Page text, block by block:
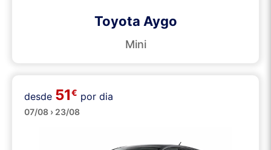
Toyota Aygo
Mini
Médios
desde 51€ por dia
07/08 › 23/08